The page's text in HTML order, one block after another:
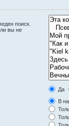
поиск.
вы не
Да
В